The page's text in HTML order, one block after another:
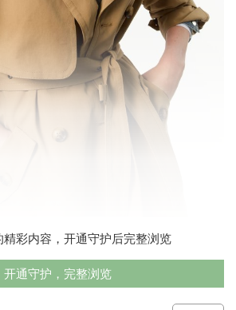
彩内容，开通守护后完整浏览
开通守护，完整浏览